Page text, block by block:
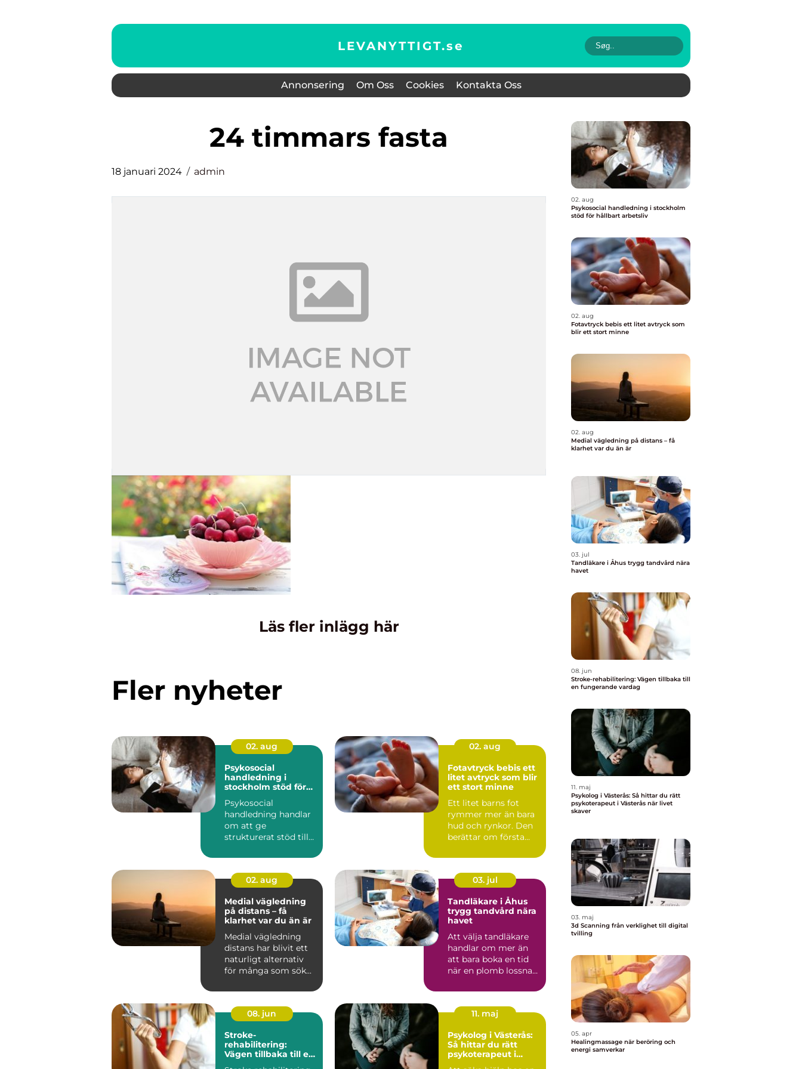
LEVANYTTIGT.se
Annonsering Om Oss Cookies Kontakta Oss
24 timmars fasta
18 januari 2024 admin
Läs fler inlägg här
Fler nyheter
02. aug
Psykosocial
handledning i
stockholm stöd för
Psykosocial
handledning handlar
om att ge
strukturerat stöd till
arbete möter a...
02. aug
Fotavtryck bebis ett
litet avtryck som blir
ett stort minne
Ett litet barns fot
rymmer mer än bara
hud och rynkor. Den
berättar om första
tryggh...
02. aug
Medial vägledning
på distans – få
klarhet var du än är
Medial vägledning
distans har blivit ett
naturligt alternativ
för många som sök...
03. jul
Tandläkare i Åhus
trygg tandvård nära
havet
Att välja tandläkare
handlar om mer än
att bara boka en tid
när en plomb lossnar.
08. jun
Stroke-
rehabilitering:
Vägen tillbaka till en
11. maj
Psykolog i Västerås:
Så hittar du rätt
psykoterapeut i
02. aug
Psykosocial handledning i stockholm
stöd för hållbart arbetsliv
02. aug
Fotavtryck bebis ett litet avtryck som
blir ett stort minne
02. aug
Medial vägledning på distans – få
klarhet var du än är
03. jul
Tandläkare i Åhus trygg tandvård nära
havet
08. jun
Stroke-rehabilitering: Vägen tillbaka till
en fungerande vardag
11. maj
Psykolog i Västerås: Så hittar du rätt
psykoterapeut i Västerås när livet
skaver
03. maj
3d Scanning från verklighet till digital
tvilling
05. apr
Healingmassage när beröring och
energi samverkar